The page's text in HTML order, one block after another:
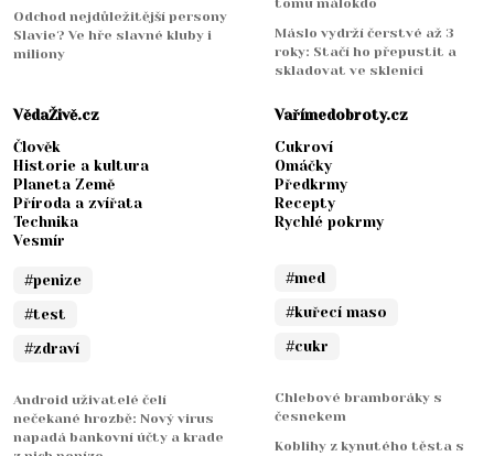
Odchod nejdůležitější persony
Slavie? Ve hře slavné kluby i
miliony
tomu málokdo
Máslo vydrží čerstvé až 3
roky: Stačí ho přepustit a
skladovat ve sklenici
VědaŽivě.cz
Člověk
Historie a kultura
Planeta Země
Příroda a zvířata
Technika
Vesmír
#penize
#test
#zdraví
Android uživatelé čelí
nečekané hrozbě: Nový virus
napadá bankovní účty a krade
Vařímedobroty.cz
Cukroví
Omáčky
Předkrmy
Recepty
Rychlé pokrmy
#med
#kuřecí maso
#cukr
Chlebové bramboráky s
česnekem
Koblihy z kynutého těsta s